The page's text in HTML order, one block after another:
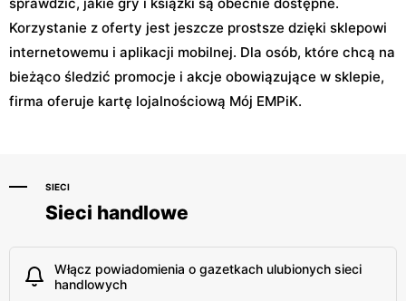
Korzystanie z oferty jest jeszcze prostsze dzięki sklepowi
internetowemu i aplikacji mobilnej. Dla osób, które chcą na
bieżąco śledzić promocje i akcje obowiązujące w sklepie,
firma oferuje kartę lojalnościową Mój EMPiK.
SIECI
Sieci handlowe
Włącz powiadomienia o gazetkach ulubionych sieci
handlowych